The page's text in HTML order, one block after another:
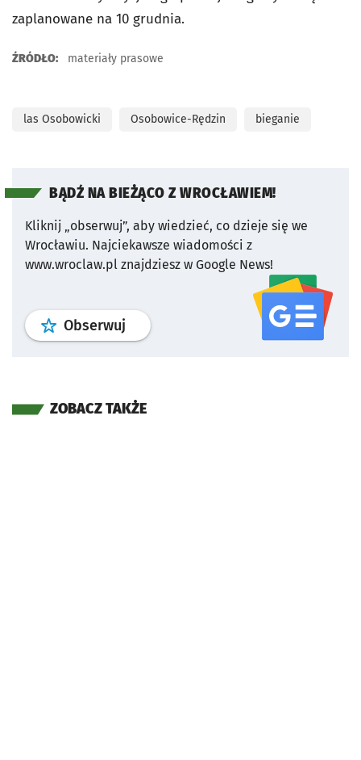
zaplanowane na 10 grudnia.
ŹRÓDŁO: materiały prasowe
las Osobowicki Osobowice-Rędzin bieganie
BĄDŹ NA BIEŻĄCO Z WROCŁAWIEM!
Kliknij „obserwuj”, aby wiedzieć, co dzieje się we
Wrocławiu. Najciekawsze wiadomości z
www.wroclaw.pl znajdziesz w Google News!
Obserwuj profil serwisu
ZOBACZ TAKŻE